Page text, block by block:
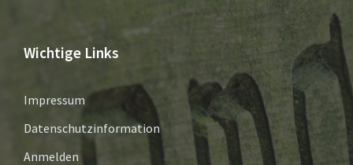
Wichtige Links
Impressum
Datenschutzinformation
Anmelden